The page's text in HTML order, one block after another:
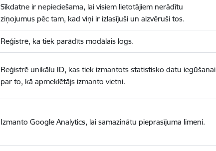
Sīkdatne ir nepieciešama, lai visiem lietotājiem nerādītu
ziņojumus pēc tam, kad viņi ir izlasījuši un aizvēruši tos.
Reģistrē, ka tiek parādīts modālais logs.
Reģistrē unikālu ID, kas tiek izmantots statistisko datu iegūšanai
par to, kā apmeklētājs izmanto vietni.
Izmanto Google Analytics, lai samazinātu pieprasījuma līmeni.